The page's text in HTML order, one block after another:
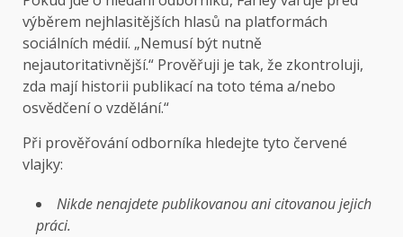
výběrem nejhlasitějších hlasů na platformách
sociálních médií. „Nemusí být nutně
nejautoritativnější.“ Prověřuji je tak, že zkontroluji,
zda mají historii publikací na toto téma a/nebo
osvědčení o vzdělání.“
Při prověřování odborníka hledejte tyto červené
vlajky:
Nikde nenajdete publikovanou ani citovanou jejich
práci.